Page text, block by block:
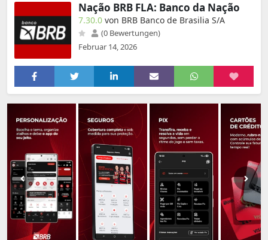
Nação BRB FLA: Banco da Nação
7.30.0 von BRB Banco de Brasilia S/A
(0 Bewertungen)
Februar 14, 2026